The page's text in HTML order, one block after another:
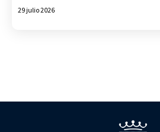
29 julio 2026